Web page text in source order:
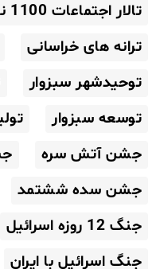
تالار اجتماعات 1100 نفره
ترانه های خراسانی
توحیدشهر سبزوار
توسعه سبزوار
جشن آتش سره
جشن سده ششتمد
جنگ 12 روزه اسرائیل
جنگ اسرائیل با ایران